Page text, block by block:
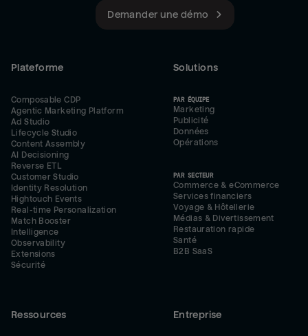
Demander une démo
Plateforme
Composable CDP
Agentic Marketing Platform
Ad Studio
Lifecycle Studio
Content Assembly
AI Decisioning
Reverse ETL
Customer Studio
Identity Resolution
Hightouch Events
Real-time Personalization
Match Booster
Intelligence
Observability
Extensions
Sécurité
Solutions
PAR ÉQUIPE
Marketing
Publicité
Données
Opérations
PAR SECTEUR
Commerce & eCommerce
Services financiers
Voyage & Hôtellerie
Médias & Divertissement
Restauration rapide
Santé
B2B SaaS
Ressources Entreprise